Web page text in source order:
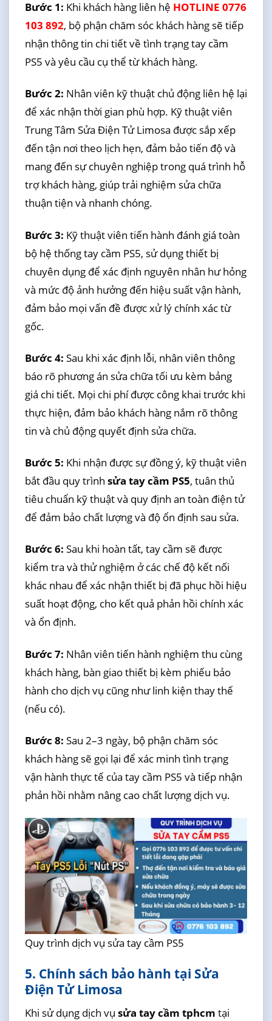
Bước 1: Khi khách hàng liên hệ HOTLINE 0776
103 892, bộ phận chăm sóc khách hàng sẽ tiếp
nhận thông tin chi tiết về tình trạng tay cầm
PS5 và yêu cầu cụ thể từ khách hàng.
Bước 2: Nhân viên kỹ thuật chủ động liên hệ lại
để xác nhận thời gian phù hợp. Kỹ thuật viên
Trung Tâm Sửa Điện Tử Limosa được sắp xếp
đến tận nơi theo lịch hẹn, đảm bảo tiến độ và
mang đến sự chuyên nghiệp trong quá trình hỗ
trợ khách hàng, giúp trải nghiệm sửa chữa
thuận tiện và nhanh chóng.
Bước 3: Kỹ thuật viên tiến hành đánh giá toàn
bộ hệ thống tay cầm PS5, sử dụng thiết bị
chuyên dụng để xác định nguyên nhân hư hỏng
và mức độ ảnh hưởng đến hiệu suất vận hành,
đảm bảo mọi vấn đề được xử lý chính xác từ
gốc.
Bước 4: Sau khi xác định lỗi, nhân viên thông
báo rõ phương án sửa chữa tối ưu kèm bảng
giá chi tiết. Mọi chi phí được công khai trước khi
thực hiện, đảm bảo khách hàng nắm rõ thông
tin và chủ động quyết định sửa chữa.
Bước 5: Khi nhận được sự đồng ý, kỹ thuật viên
bắt đầu quy trình sửa tay cầm PS5, tuân thủ
tiêu chuẩn kỹ thuật và quy định an toàn điện tử
để đảm bảo chất lượng và độ ổn định sau sửa.
Bước 6: Sau khi hoàn tất, tay cầm sẽ được
kiểm tra và thử nghiệm ở các chế độ kết nối
khác nhau để xác nhận thiết bị đã phục hồi hiệu
suất hoạt động, cho kết quả phản hồi chính xác
và ổn định.
Bước 7: Nhân viên tiến hành nghiệm thu cùng
khách hàng, bàn giao thiết bị kèm phiếu bảo
hành cho dịch vụ cũng như linh kiện thay thế
(nếu có).
Bước 8: Sau 2–3 ngày, bộ phận chăm sóc
khách hàng sẽ gọi lại để xác minh tình trạng
vận hành thực tế của tay cầm PS5 và tiếp nhận
phản hồi nhằm nâng cao chất lượng dịch vụ.
Quy trình dịch vụ sửa tay cầm PS5
5. Chính sách bảo hành tại Sửa
Điện Tử Limosa
Khi sử dụng dịch vụ sửa tay cầm tphcm tại